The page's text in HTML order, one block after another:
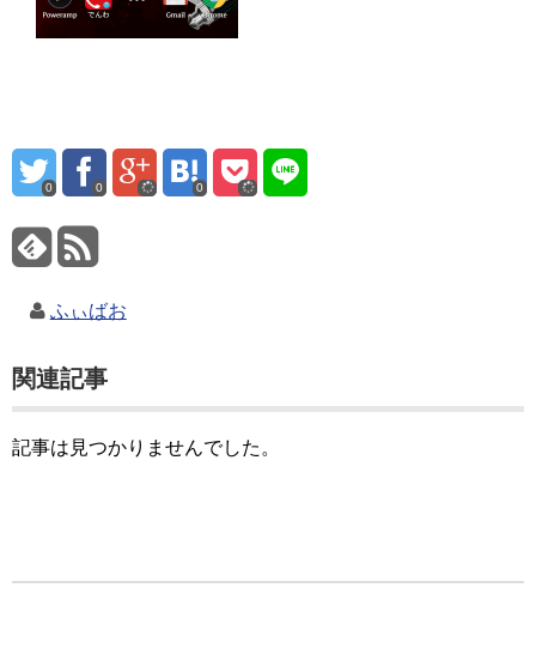
0 0 0
ふぃばお
関連記事
記事は見つかりませんでした。